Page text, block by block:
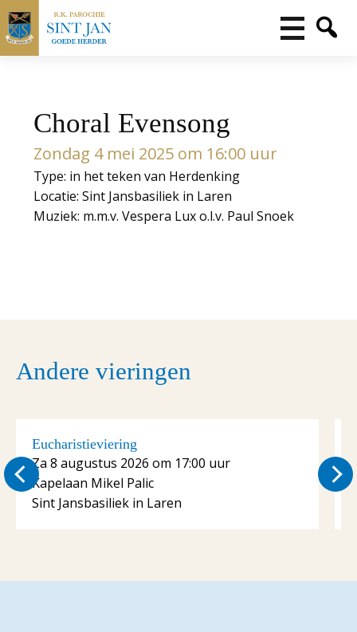
Choral Evensong
Zondag 4 mei 2025 om 16:00 uur
Type: in het teken van Herdenking
Locatie: Sint Jansbasiliek in Laren
Muziek: m.m.v. Vespera Lux o.l.v. Paul Snoek
Andere vieringen
Eucharistieviering
Za 8 augustus 2026 om 17:00 uur
Kapelaan Mikel Palic
Sint Jansbasiliek in Laren